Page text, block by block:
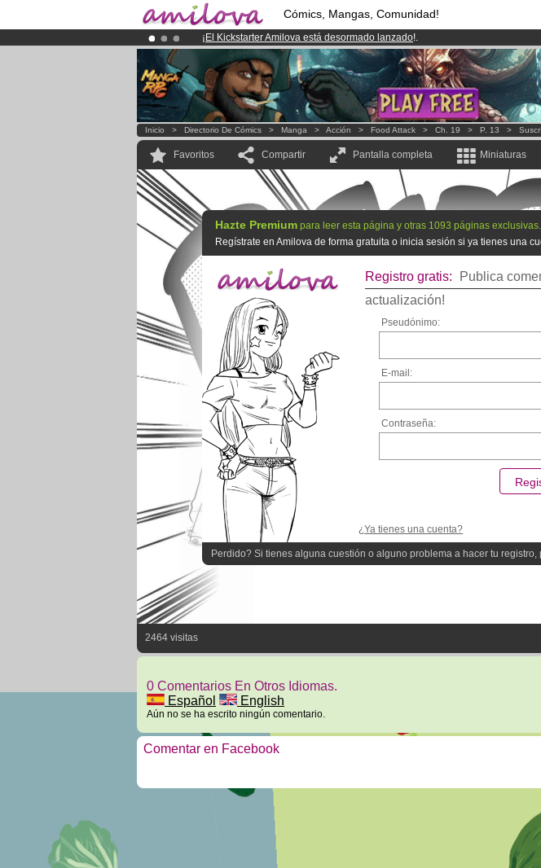
Cómics, Mangas, Comunidad!
¡ El Kickstarter Amilova está desormado lanzado!.
¡Ya tenemos 134393miembrosy 1208Cómics y Mangas!.
¡Conviertete en Premium por3.95 euros al mes!Hazte Premium ya
Inicio > Directorio De Cómics > Manga > Acción > Food Attack > Ch. 19 > P. 13 >
Favoritos Compartir Pantalla completa Miniaturas
Hazte Premium para leer esta página y otras 1093 páginas exclusivas.
Regístrate en Amilova de forma gratuita o inicia sesión si ya tienes una
Registro gratis:
Publica
actualización!
Pseudónimo:
E-mail:
Contraseña:
¿Ya tienes una cuenta?
Perdido? Si tienes alguna cuestión o alguno problema a hacer tu registro,
2464 visitas
0 Comentarios En Otros Idiomas.
Español
English
Aún no se ha escrito ningún comentario.
Comentar en Facebook